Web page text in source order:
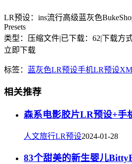
LR预设：ins流行高级蓝灰色
Presets
类型：压缩文件|已下载：62|下载方
立即下载
标签： 蓝灰色LR预设手机LR预设
相关推荐
森系电影胶片LR预设+手
人文旅行LR预设2024-01-28
83个甜美的新生婴儿